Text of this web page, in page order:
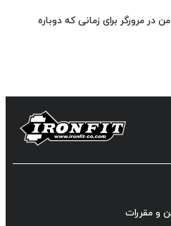
در مرورگر برای زمانی که دوباره
و مقررات